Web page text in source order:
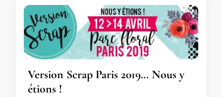
Version Scrap Paris 2019… Nous y
étions !